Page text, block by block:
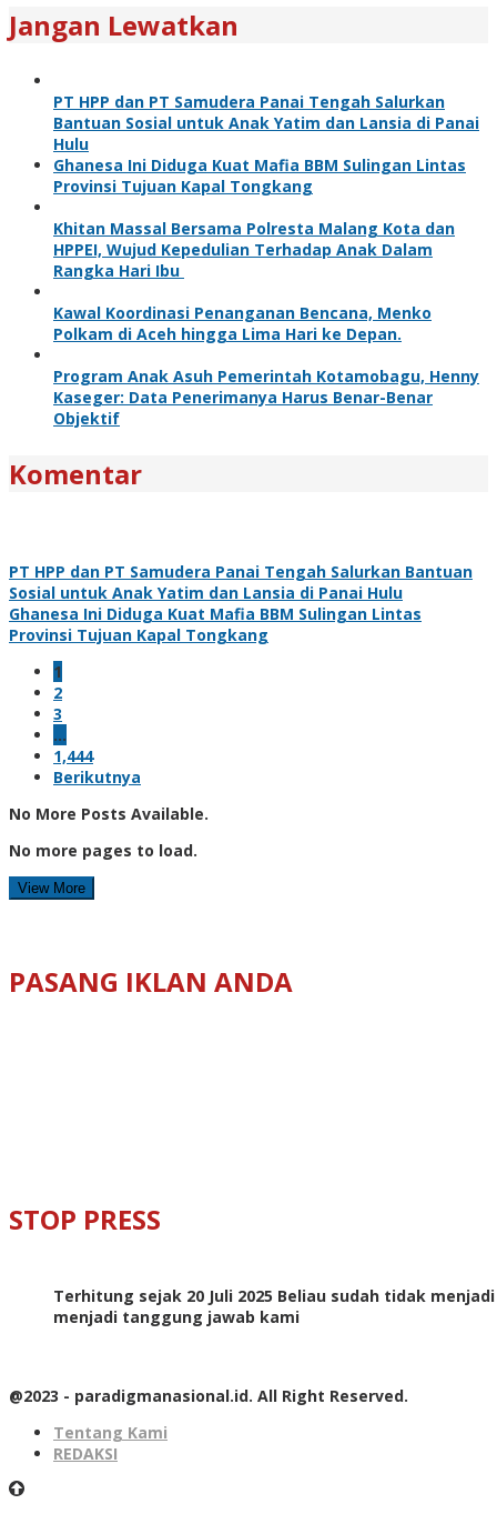
Jangan Lewatkan
PT HPP dan PT Samudera Panai Tengah Salurkan
Bantuan Sosial untuk Anak Yatim dan Lansia di Panai
Hulu
Ghanesa Ini Diduga Kuat Mafia BBM Sulingan Lintas
Provinsi Tujuan Kapal Tongkang
Khitan Massal Bersama Polresta Malang Kota dan
HPPEI, Wujud Kepedulian Terhadap Anak Dalam
Rangka Hari Ibu
Kawal Koordinasi Penanganan Bencana, Menko
Polkam di Aceh hingga Lima Hari ke Depan.
Program Anak Asuh Pemerintah Kotamobagu, Henny
Kaseger: Data Penerimanya Harus Benar-Benar
Objektif
Komentar
PT HPP dan PT Samudera Panai Tengah Salurkan Bantuan
Sosial untuk Anak Yatim dan Lansia di Panai Hulu
Ghanesa Ini Diduga Kuat Mafia BBM Sulingan Lintas
Provinsi Tujuan Kapal Tongkang
1
2
3
…
1,444
Berikutnya
No More Posts Available.
No more pages to load.
View More
PASANG IKLAN ANDA
STOP PRESS
Terhitung sejak 20 Juli 2025 Beliau sudah tidak
menjadi tanggung jawab kami
@2023 - paradigmanasional.id. All Right Reserved.
Tentang Kami
REDAKSI